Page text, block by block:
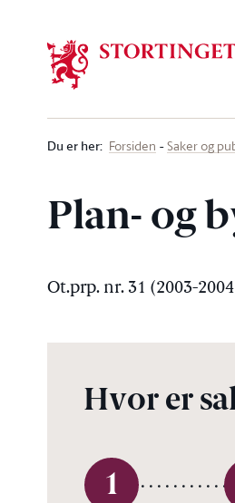
Du er her: Forsiden Saker og
Plan- og
Ot.prp. nr. 31 (2003-
Hvor er
1